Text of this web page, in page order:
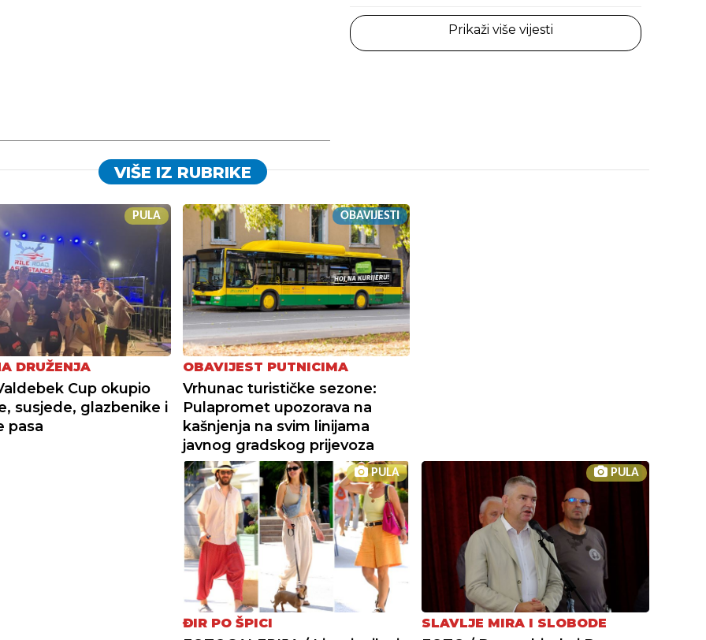
Prikaži više vijesti
VIŠE IZ RUBRIKE
PULA
DRUŽENJA
Cup okupio
susjede, glazbenike i
pasa
OBAVIJESTI
OBAVIJEST PUTNICIMA
Vrhunac turističke sezone:
Pulapromet upozorava na
kašnjenja na svim linijama
javnog gradskog prijevoza
PULA
ĐIR PO ŠPICI
PULA
SLAVLJE MIRA I SLOBODE